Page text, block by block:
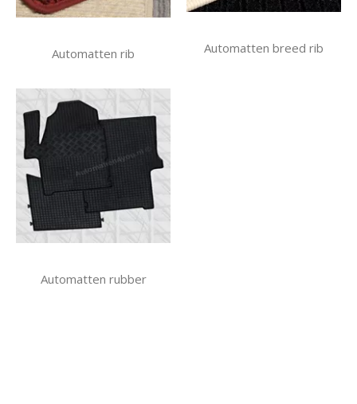
Automatten rib Automatten breed rib
Automatten rubber